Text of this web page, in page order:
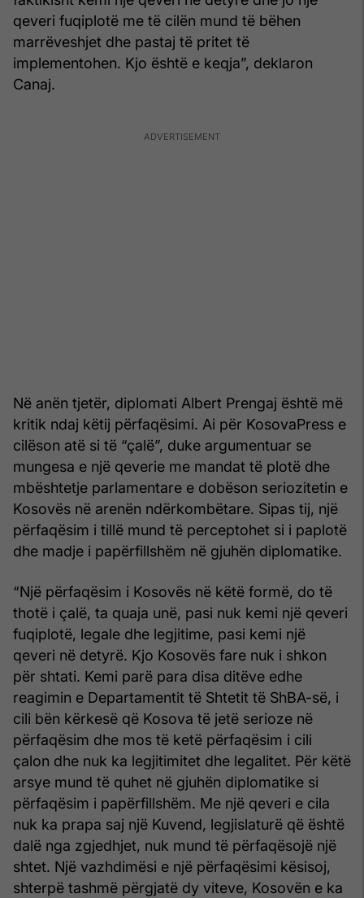
qeveri fuqiplotë me të cilën mund të bëhen
marrëveshjet dhe pastaj të pritet të
implementohen. Kjo është e keqja”, deklaron
Canaj.
Në anën tjetër, diplomati Albert Prengaj është më
kritik ndaj këtij përfaqësimi. Ai për KosovaPress e
cilëson atë si të “çalë”, duke argumentuar se
mungesa e një qeverie me mandat të plotë dhe
mbështetje parlamentare e dobëson seriozitetin e
Kosovës në arenën ndërkombëtare. Sipas tij, një
përfaqësim i tillë mund të perceptohet si i paplotë
dhe madje i papërfillshëm në gjuhën diplomatike.
“Një përfaqësim i Kosovës në këtë formë, do të
thotë i çalë, ta quaja unë, pasi nuk kemi një qeveri
fuqiplotë, legale dhe legjitime, pasi kemi një
qeveri në detyrë. Kjo Kosovës fare nuk i shkon
për shtati. Kemi parë para disa ditëve edhe
reagimin e Departamentit të Shtetit të ShBA-së, i
cili bën kërkesë që Kosova të jetë serioze në
përfaqësim dhe mos të ketë përfaqësim i cili
çalon dhe nuk ka legjitimitet dhe legalitet. Për këtë
arsye mund të quhet në gjuhën diplomatike si
përfaqësim i papërfillshëm. Me një qeveri e cila
nuk ka prapa saj një Kuvend, legjislaturë që është
dalë nga zgjedhjet, nuk mund të përfaqësojë një
shtet. Një vazhdimësi e një përfaqësimi kësisoj,
shterpë tashmë përgjatë dy viteve, Kosovën e ka